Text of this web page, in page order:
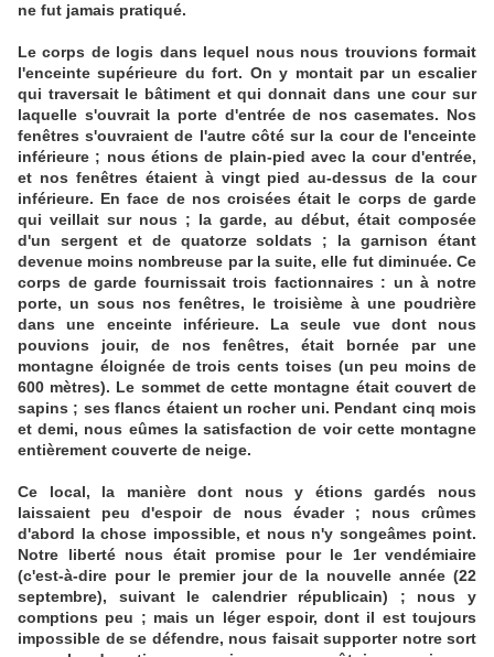
ne fut jamais pratiqué.
Le corps de logis dans lequel nous nous trouvions formait
l'enceinte supérieure du fort. On y montait par un escalier
qui traversait le bâtiment et qui donnait dans une cour sur
laquelle s'ouvrait la porte d'entrée de nos casemates. Nos
fenêtres s'ouvraient de l'autre côté sur la cour de l'enceinte
inférieure ; nous étions de plain-pied avec la cour d'entrée,
et nos fenêtres étaient à vingt pied au-dessus de la cour
inférieure. En face de nos croisées était le corps de garde
qui veillait sur nous ; la garde, au début, était composée
d'un sergent et de quatorze soldats ; la garnison étant
devenue moins nombreuse par la suite, elle fut diminuée. Ce
corps de garde fournissait trois factionnaires : un à notre
porte, un sous nos fenêtres, le troisième à une poudrière
dans une enceinte inférieure. La seule vue dont nous
pouvions jouir, de nos fenêtres, était bornée par une
montagne éloignée de trois cents toises (un peu moins de
600 mètres). Le sommet de cette montagne était couvert de
sapins ; ses flancs étaient un rocher uni. Pendant cinq mois
et demi, nous eûmes la satisfaction de voir cette montagne
entièrement couverte de neige.
Ce local, la manière dont nous y étions gardés nous
laissaient peu d'espoir de nous évader ; nous crûmes
d'abord la chose impossible, et nous n'y songeâmes point.
Notre liberté nous était promise pour le 1er vendémiaire
(c'est-à-dire pour le premier jour de la nouvelle année (22
septembre), suivant le calendrier républicain) ; nous y
comptions peu ; mais un léger espoir, dont il est toujours
impossible de se défendre, nous faisait supporter notre sort